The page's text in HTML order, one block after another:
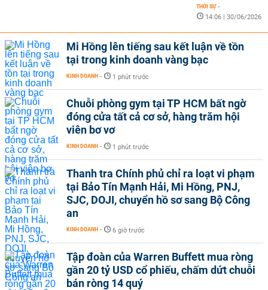
THỜI SỰ -
14:06 | 30/06/2026
Mi Hồng lên tiếng sau kết luận về tồn
tại trong kinh doanh vàng bạc
KINH DOANH - 1 phút trước
Chuỗi phòng gym tại TP HCM bất ngờ
đóng cửa tất cả cơ sở, hàng trăm hội
viên bơ vơ
KINH DOANH - 1 phút trước
Thanh tra Chính phủ chỉ ra loạt vi phạm
tại Bảo Tín Mạnh Hải, Mi Hồng, PNJ,
SJC, DOJI, chuyển hồ sơ sang Bộ Công
an
KINH DOANH - 6 giờ trước
Tập đoàn của Warren Buffett mua ròng
gần 20 tỷ USD cổ phiếu, chấm dứt chuỗi
bán ròng 14 quý